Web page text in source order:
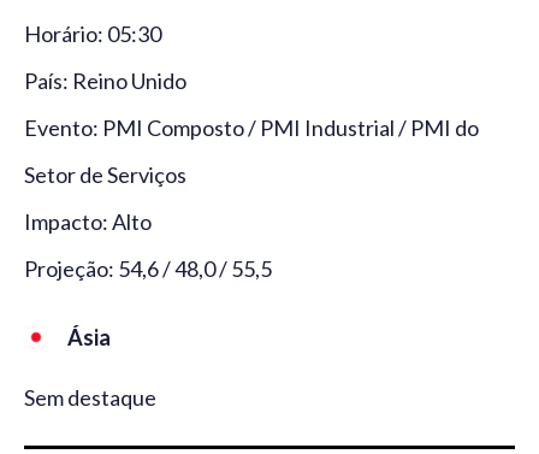
Horário: 05:30
País: Reino Unido
Evento: PMI Composto / PMI Industrial / PMI do
Setor de Serviços
Impacto: Alto
Projeção: 54,6 / 48,0 / 55,5
Ásia
Sem destaque